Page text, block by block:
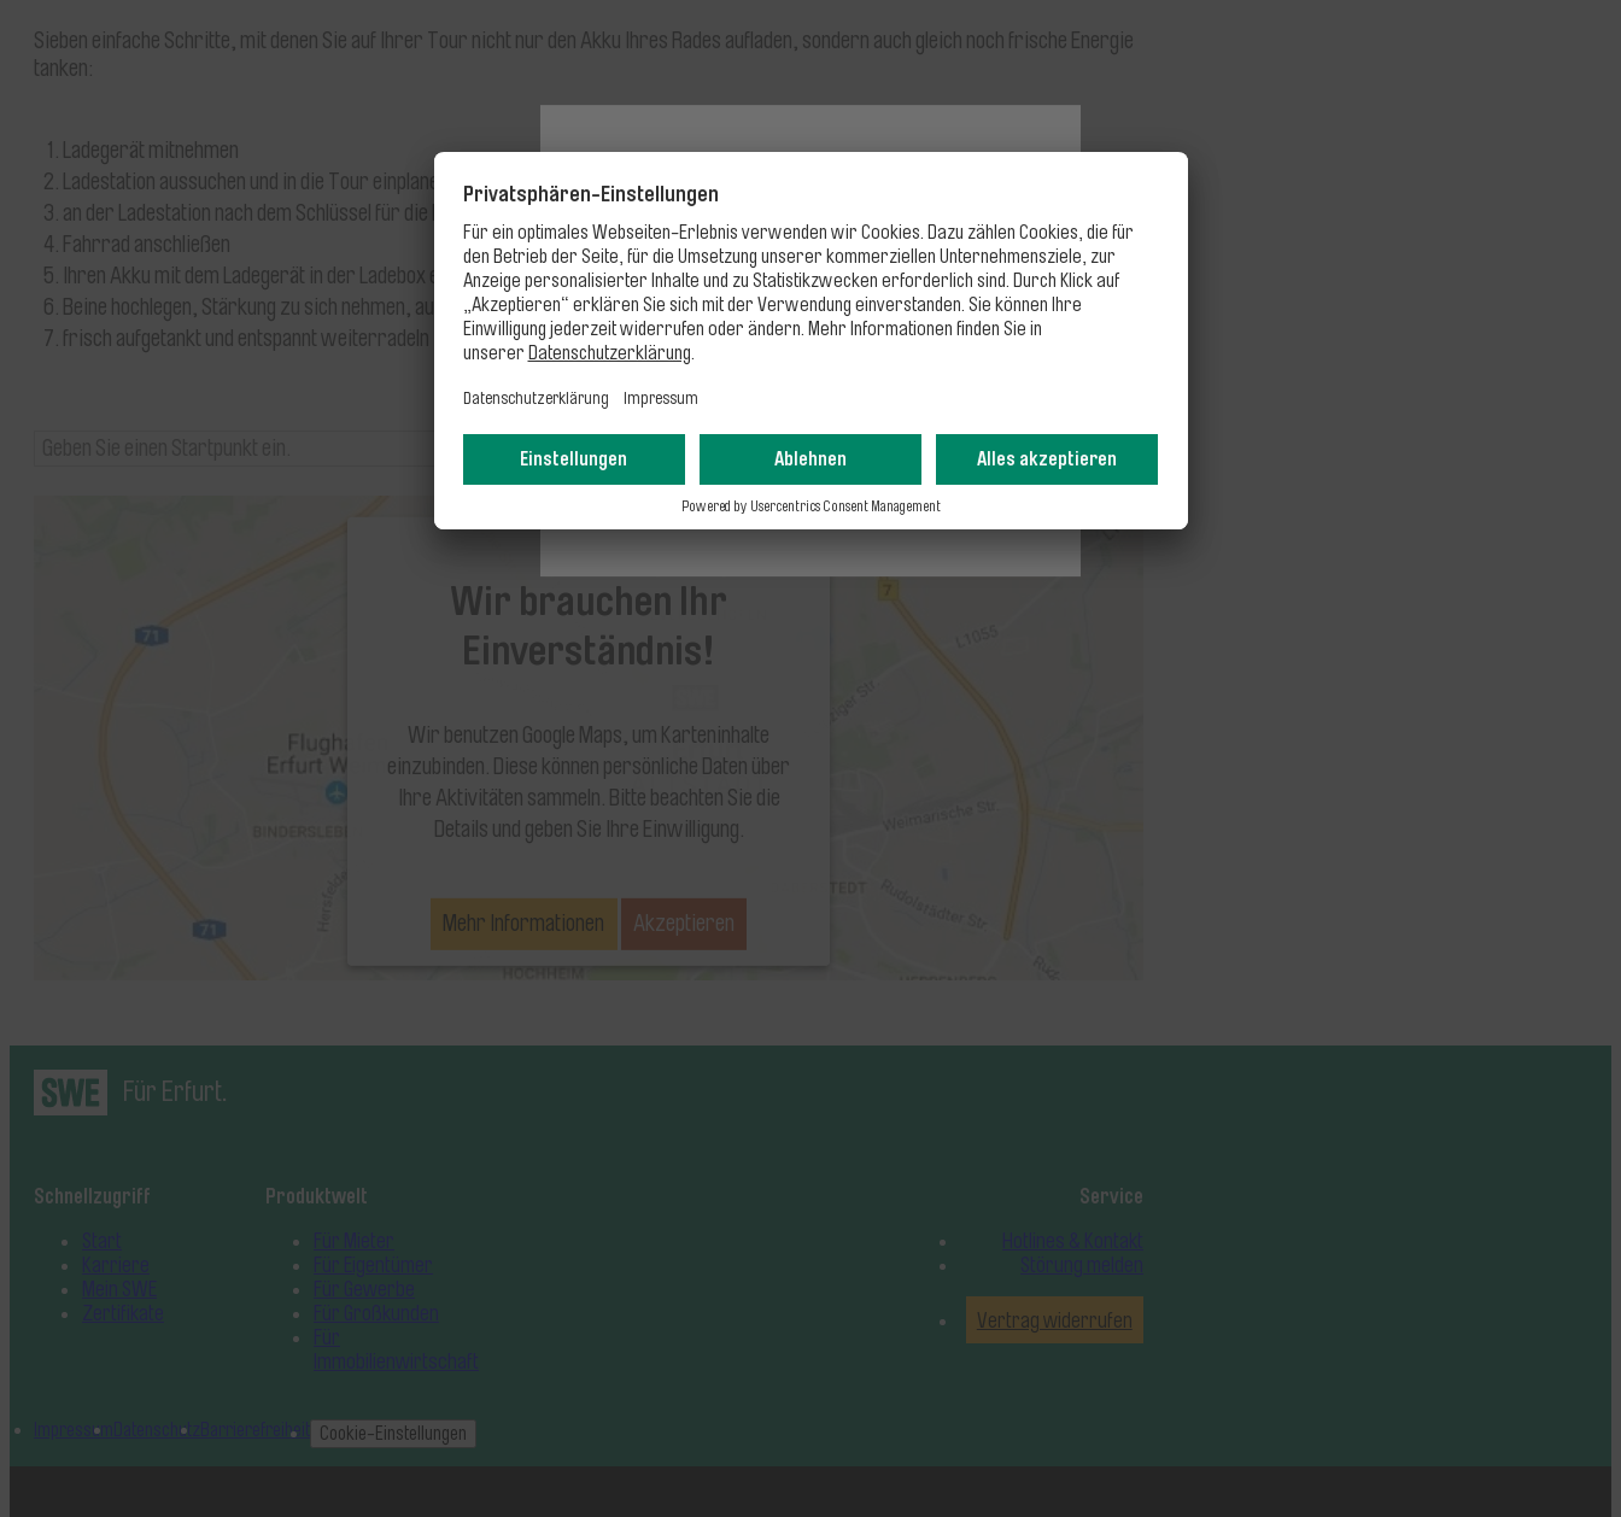
Wartungsarbeiten
Aufgrund von Wartungsarbeiten stehen Ihnen unsere
Websites und das Kundenportal am 11.08.2026 von 05:00 -
06:00 Uhr nicht zur Verfügung.
Schließen
Sieben einfache Schritte, mit denen Sie auf Ihrer Tour nicht nur den Akku Ihres Rades aufladen, sondern auch gleich noch frische Energie
tanken:
Ladegerät mitnehmen
Ladestation aussuchen und in die Tour einplanen
an der Ladestation nach dem Schlüssel für die Box fragen
Fahrrad anschließen
Ihren Akku mit dem Ladegerät in der Ladebox einschließen
Beine hochlegen, Stärkung zu sich nehmen, ausruhen
frisch aufgetankt und entspannt weiterradeln
Wir brauchen Ihr
Einverständnis!
Wir benutzen Google Maps, um Karteninhalte
einzubinden. Diese können persönliche Daten über
Ihre Aktivitäten sammeln. Bitte beachten Sie die
Details und geben Sie Ihre Einwilligung.
Mehr Informationen Akzeptieren
Für Erfurt.
Schnellzugriff
Produktwelt
Service
Vertrag widerrufen
Impressum Datenschutz Barrierefreiheit Cookie-Einstellungen